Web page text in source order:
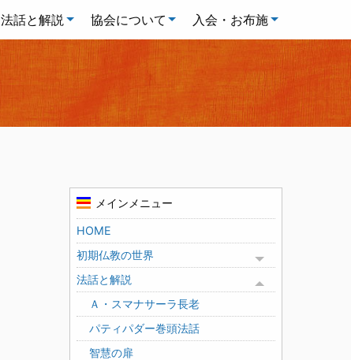
法話と解説 協会について 入会・お布施
メインメニュー
HOME
初期仏教の世界
Toggle menu
法話と解説
Toggle menu
Ａ・スマナサーラ長老
パティパダー巻頭法話
智慧の扉